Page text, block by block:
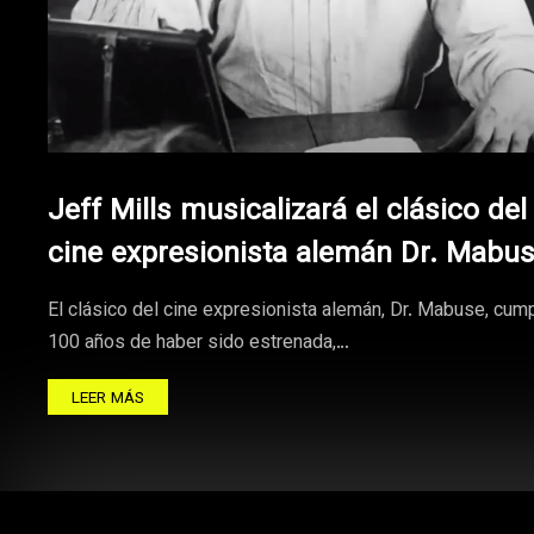
Jeff Mills musicalizará el clásico del
cine expresionista alemán Dr.
El clásico del cine expresionista alemán, Dr. Mabuse,
100 años de haber sido estrenada,…
LEER MÁS